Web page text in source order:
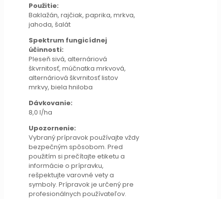
Použitie:
Baklažán, rajčiak, paprika, mrkva,
jahoda, šalát
Spektrum fungicídnej
účinnosti:
Pleseň sivá, alternáriová
škvrnitosť, múčnatka mrkvová,
alternáriová škvrnitosť listov
mrkvy, biela hniloba
Dávkovanie:
8,0 l/ha
Upozornenie:
Vybraný prípravok používajte vždy
bezpečným spôsobom. Pred
použitím si prečítajte etiketu a
informácie o prípravku,
rešpektujte varovné vety a
symboly. Prípravok je určený pre
profesionálnych používateľov.